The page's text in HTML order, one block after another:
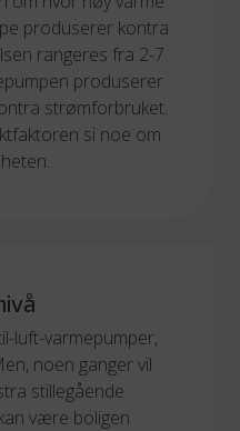
produserer kontra
rangeres fra 2-7
produserer
strømforbruket.
si noe om
luft-varmepumper,
noen ganger vil
stillegående
være boligen